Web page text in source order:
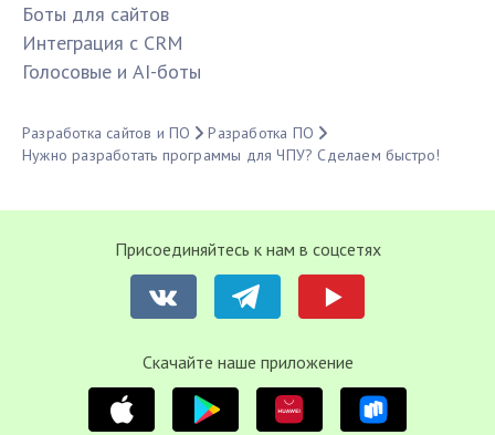
Боты для сайтов
Интеграция с CRM
Голосовые и AI-боты
Разработка сайтов и ПО
Разработка ПО
Нужно разработать программы для ЧПУ? Сделаем быстро!
Присоединяйтесь к нам в соцсетях
Cкачайте наше приложение